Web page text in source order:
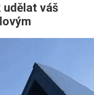
udělat váš